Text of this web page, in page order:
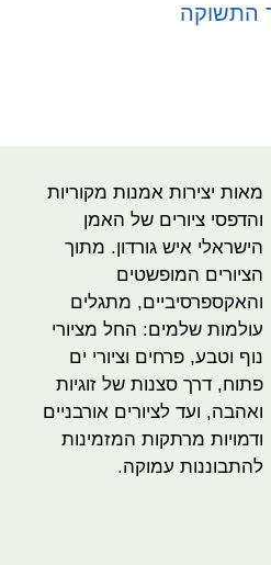
התשוקה
מאות יצירות אמנות מקוריות
והדפסי ציורים של האמן
הישראלי איש גורדון. מתוך
הציורים המופשטים
והאקספרסיביים, מתגלים
עולמות שלמים: החל מציורי
נוף וטבע, פרחים וציורי ים
פתוח, דרך סצנות של זוגיות
ואהבה, ועד לציורים אורבניים
ודמויות מרתקות המזמינות
להתבוננות עמוקה.